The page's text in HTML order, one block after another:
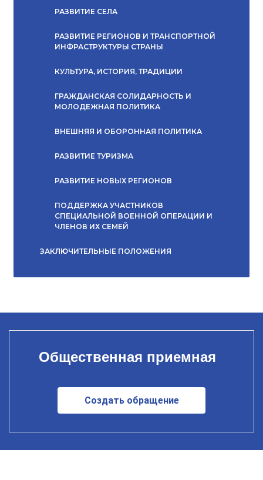
РАЗВИТИЕ СЕЛА
РАЗВИТИЕ РЕГИОНОВ И ТРАНСПОРТНОЙ
ИНФРАСТРУКТУРЫ СТРАНЫ
КУЛЬТУРА, ИСТОРИЯ, ТРАДИЦИИ
ГРАЖДАНСКАЯ СОЛИДАРНОСТЬ И
МОЛОДЕЖНАЯ ПОЛИТИКА
ВНЕШНЯЯ И ОБОРОННАЯ ПОЛИТИКА
РАЗВИТИЕ ТУРИЗМА
РАЗВИТИЕ НОВЫХ РЕГИОНОВ
ПОДДЕРЖКА УЧАСТНИКОВ
СПЕЦИАЛЬНОЙ ВОЕННОЙ ОПЕРАЦИИ И
ЧЛЕНОВ ИХ СЕМЕЙ
ЗАКЛЮЧИТЕЛЬНЫЕ ПОЛОЖЕНИЯ
Общественная приемная
Создать обращение